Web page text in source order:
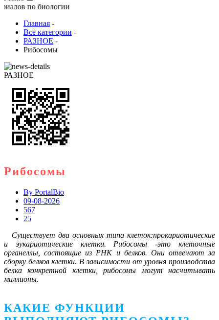
биологии
Главная -
Все категории -
РАЗНОЕ -
Рибосомы
РАЗНОЕ
Рибосомы
By PortalBio
09-08-2026
567
25
Существует два основных типа клеток:прокариотические
и эукариотические клетки. Рибосомы -это клеточные
органеллы, состоящие из РНК и белков. Они отвечают за
сборку белков клетки. В зависимости от уровня производства
белка конкретной клетки, рибосомы могут насчитывать
миллионы.
КАКИЕ ФУНКЦИИ